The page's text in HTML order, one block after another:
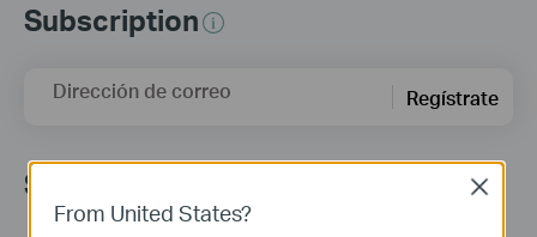
Subscription
Dirección de correo Regístrate
Síguenos
From United States?
Close